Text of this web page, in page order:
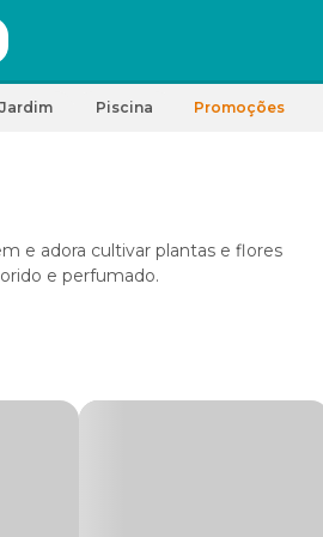
Jardim Piscina Promoções
e adora cultivar plantas e flores
e perfumado.
primeiro caso, eles são feitos